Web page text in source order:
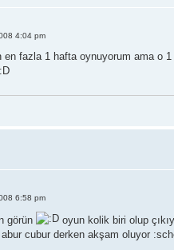
4:04 pm
en fazla 1 hafta oynuyorum ama o
6:58 pm
görün
oyun kolik biri olup
abur cubur derken akşam oluyor